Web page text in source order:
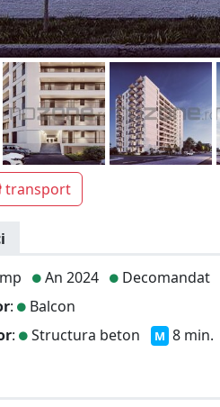
transport
An 2024 Decomandat
:
Balcon
: Structura beton M 8 min.